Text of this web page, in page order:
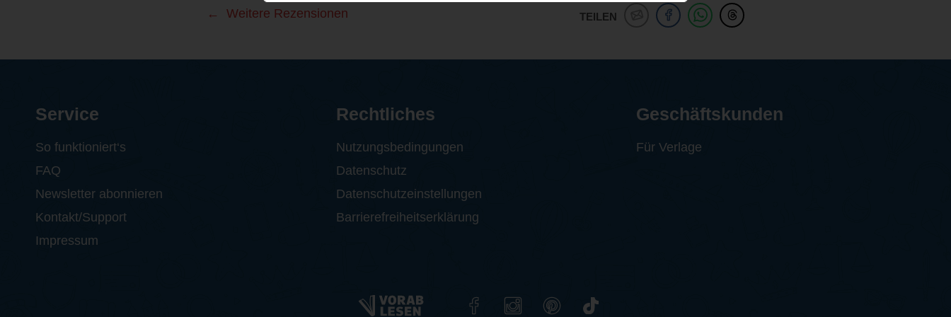
TEILEN
Weitere Rezensionen
Service
So funktioniert‘s
FAQ
Newsletter abonnieren
Kontakt/Support
Impressum
Rechtliches
Nutzungsbedingungen
Datenschutz
Datenschutzeinstellungen
Barrierefreiheitserklärung
Geschäftskunden
Für Verlage